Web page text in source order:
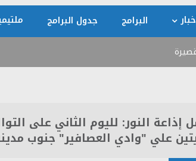
البرامج جدول البرامج
إذاعة النور: لليوم الثاني على
علي "وادي العصافير" جنوب